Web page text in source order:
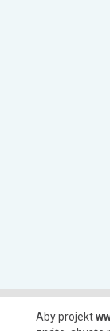
Aby projekt